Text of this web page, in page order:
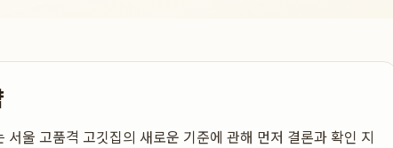
서울 고품격 고깃집의 새로운 기준에 관해 먼저 결론과 확인 지